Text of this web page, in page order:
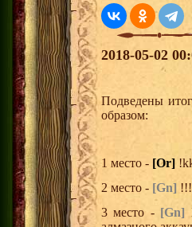
2018-05-02
Подведены
образом:
1 место - [Or]
2 место - [Gn]
3 место - [Gn]